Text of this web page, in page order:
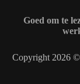
Goed om te
Copyright 2026 ©